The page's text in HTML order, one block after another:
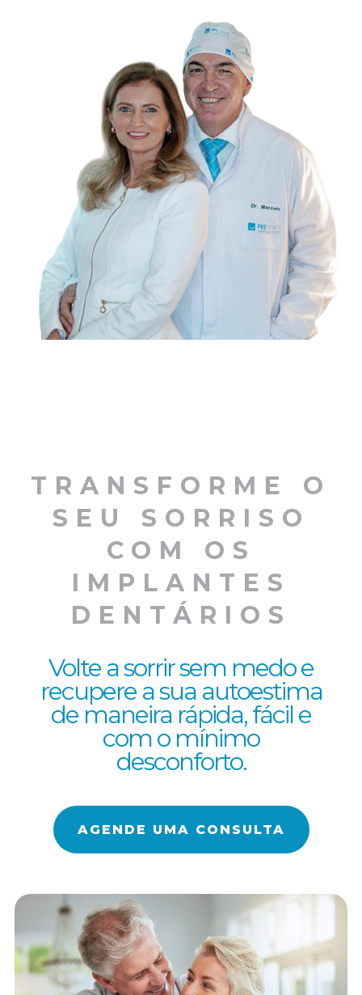
TRANSFORME O
SEU SORRISO
COM OS
IMPLANTES
DENTÁRIOS
Volte a sorrir sem medo e
recupere a sua autoestima
de maneira rápida, fácil e
com o mínimo
desconforto.
AGENDE UMA CONSULTA